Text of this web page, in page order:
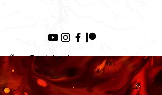
> Produktseite